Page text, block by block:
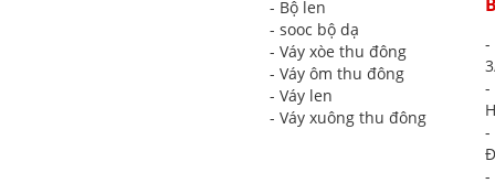
- Bộ len
- sooc bộ dạ
- Váy xòe thu đông
- Váy ôm thu đông
- Váy len
- Váy xuông thu đông
-
-
-
-